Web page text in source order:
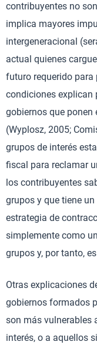
contribuyentes no
implica mayores
intergeneracional
actual quienes
futuro requerido
condiciones explican
gobiernos que
(Wyplosz, 2005;
grupos de interés
fiscal para reclamar
los contribuyentes
grupos y que tiene
estrategia de
simplemente como
grupos y, por tanto,
Otras explicaciones
gobiernos formados
son más vulnerables
interés, o a aquellos